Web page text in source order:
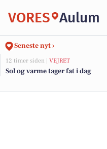
VORES Aulum
Seneste nyt ›
12 timer siden | VEJRET
Sol og varme tager fat i dag